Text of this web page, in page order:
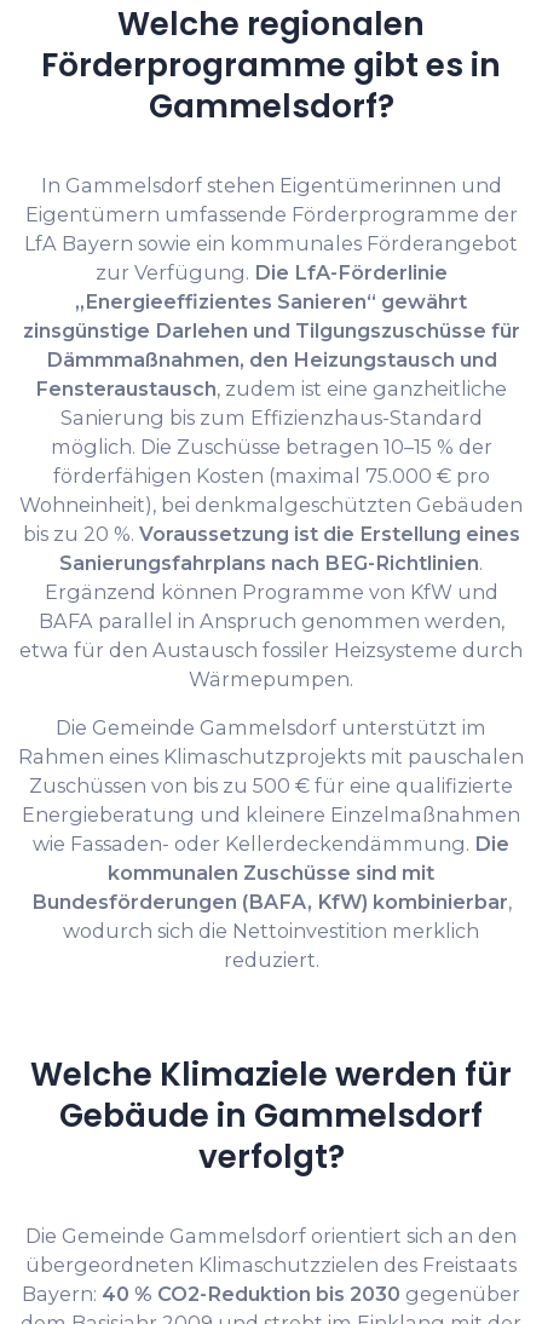
Welche regionalen
Förderprogramme gibt es in
Gammelsdorf?
In Gammelsdorf stehen Eigentümerinnen und
Eigentümern umfassende Förderprogramme der
LfA Bayern sowie ein kommunales Förderangebot
zur Verfügung. Die LfA-Förderlinie
„Energieeffizientes Sanieren“ gewährt
zinsgünstige Darlehen und Tilgungszuschüsse für
Dämmmaßnahmen, den Heizungstausch und
Fensteraustausch, zudem ist eine ganzheitliche
Sanierung bis zum Effizienzhaus-Standard
möglich. Die Zuschüsse betragen 10–15 % der
förderfähigen Kosten (maximal 75.000 € pro
Wohneinheit), bei denkmalgeschützten Gebäuden
bis zu 20 %. Voraussetzung ist die Erstellung eines
Sanierungsfahrplans nach BEG-Richtlinien.
Ergänzend können Programme von KfW und
BAFA parallel in Anspruch genommen werden,
etwa für den Austausch fossiler Heizsysteme durch
Wärmepumpen.
Die Gemeinde Gammelsdorf unterstützt im
Rahmen eines Klimaschutzprojekts mit pauschalen
Zuschüssen von bis zu 500 € für eine qualifizierte
Energieberatung und kleinere Einzelmaßnahmen
wie Fassaden- oder Kellerdeckendämmung. Die
kommunalen Zuschüsse sind mit
Bundesförderungen (BAFA, KfW) kombinierbar,
wodurch sich die Nettoinvestition merklich
reduziert.
Welche Klimaziele werden für
Gebäude in Gammelsdorf
verfolgt?
Die Gemeinde Gammelsdorf orientiert sich an den
übergeordneten Klimaschutzzielen des Freistaats
Bayern: 40 % CO2-Reduktion bis 2030 gegenüber